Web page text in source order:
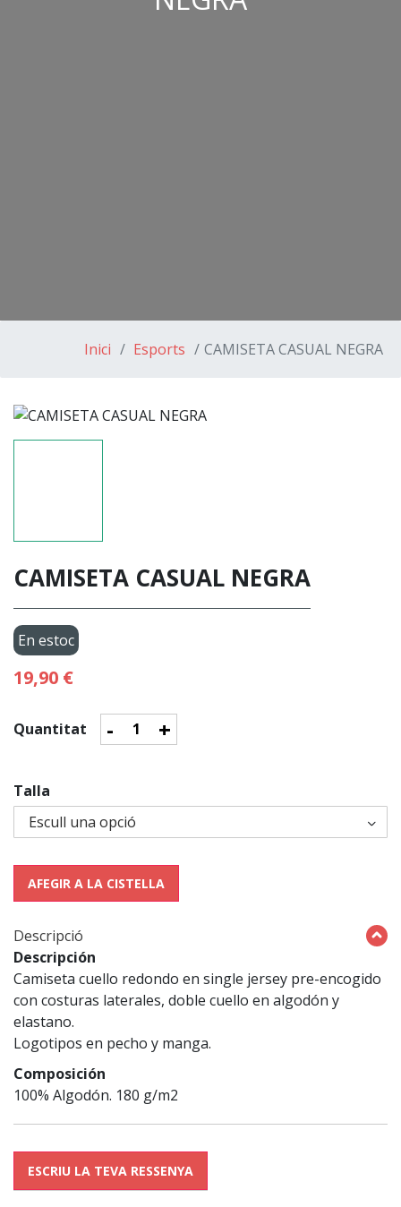
Inici Esports CAMISETA CASUAL NEGRA
CAMISETA CASUAL NEGRA
En estoc
19,90 €
Quantitat - +
Talla
AFEGIR A LA CISTELLA
Descripció
Descripción
Camiseta cuello redondo en single jersey pre-encogido
con costuras laterales, doble cuello en algodón y
elastano.
Logotipos en pecho y manga.
Composición
100% Algodón. 180 g/m2
ESCRIU LA TEVA RESSENYA